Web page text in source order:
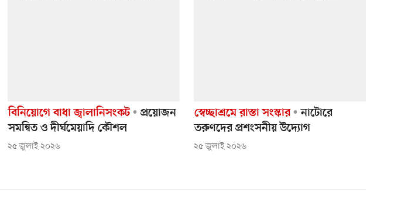
বিনিয়োগে বাধা জ্বালানিসংকট
প্রয়োজন
সমন্বিত ও দীর্ঘমেয়াদি কৌশল
২৫ জুলাই ২০২৬
স্বেচ্ছাশ্রমে রাস্তা সংস্কার
নাটোরে
তরুণদের প্রশংসনীয় উদ্যোগ
২৫ জুলাই ২০২৬